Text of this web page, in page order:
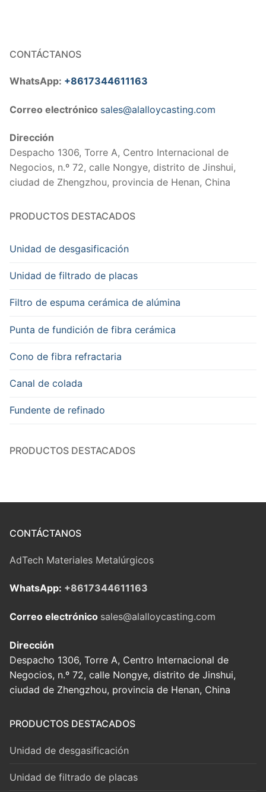
CONTÁCTANOS
WhatsApp: +8617344611163
Correo electrónico sales@alalloycasting.com
Dirección
Despacho 1306, Torre A, Centro Internacional de
Negocios, n.º 72, calle Nongye, distrito de Jinshui,
ciudad de Zhengzhou, provincia de Henan, China
PRODUCTOS DESTACADOS
Unidad de desgasificación
Unidad de filtrado de placas
Filtro de espuma cerámica de alúmina
Punta de fundición de fibra cerámica
Cono de fibra refractaria
Canal de colada
Fundente de refinado
PRODUCTOS DESTACADOS
CONTÁCTANOS
AdTech Materiales Metalúrgicos
WhatsApp: +8617344611163
Correo electrónico sales@alalloycasting.com
Dirección
Despacho 1306, Torre A, Centro Internacional de
Negocios, n.º 72, calle Nongye, distrito de Jinshui,
ciudad de Zhengzhou, provincia de Henan, China
PRODUCTOS DESTACADOS
Unidad de desgasificación
Unidad de filtrado de placas